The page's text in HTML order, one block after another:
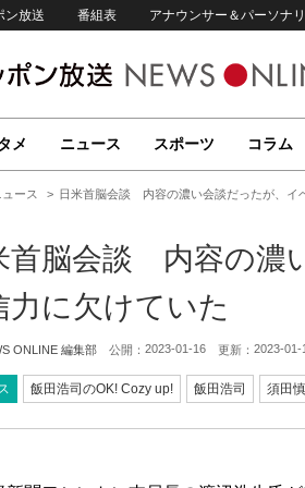
ン放送 番組表 アナウンサー＆パーソナ
メ ニュース スポーツ コラム
ュース 日米首脳会談 内容の濃い会談だったが、イ
首脳会談 内容の濃
力に欠けていた
ONLINE 編集部 公開： 2023-01-16 更新： 2023-01-
飯田浩司のOK! Cozy up! 飯田浩司 須田